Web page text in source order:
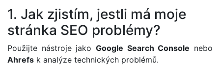
1. Jak zjistím, jestli má moje
stránka SEO problémy?
Použijte nástroje jako Google Search Console nebo
Ahrefs k analýze technických problémů.